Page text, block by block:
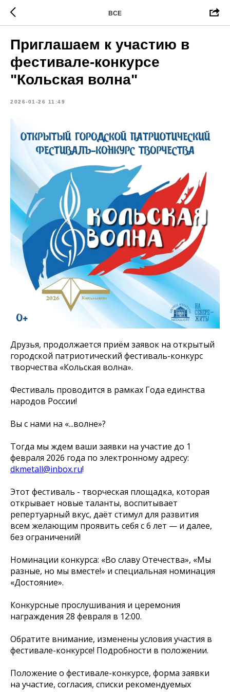
ВСЕ
Приглашаем к участию в
фестивале-конкурсе
"Кольская волна"
2026-01-26 11:49
Друзья, продолжается приём заявок на открытый
городской патриотический фестиваль-конкурс
творчества «Кольская волна».
Фестиваль проводится в рамках Года единства
народов России!
Вы с нами на «...волне»?
Тогда мы ждем ваши заявки на участие до 1
февраля 2026 года по электронному адресу:
dkmetall@inbox.ru!
Этот фестиваль - творческая площадка, которая
открывает новые таланты, воспитывает
репертуарный вкус, даёт стимул для развития
всем желающим проявить себя с 6 лет — и далее,
без ограничений!
Номинации конкурса: «Во славу Отечества», «Мы
разные, но мы вместе!» и специальная номинация
«Достояние».
Конкурсные прослушивания и церемония
награждения 28 февраля в 12:00.
Обратите внимание, изменены условия участия в
фестивале-конкурсе! Подробности в положении.
Положение о фестивале-конкурсе, форма заявки
на участие, согласия, списки рекомендуемых